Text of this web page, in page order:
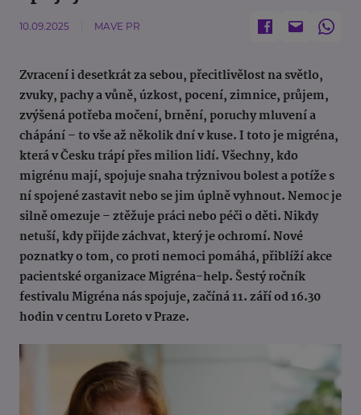
10.09.2025 MAVE PR
Zvracení i desetkrát za sebou, přecitlivělost na světlo,
zvuky, pachy a vůně, úzkost, pocení, zimnice, průjem,
zvýšená potřeba močení, brnění, poruchy mluvení a
chápání – to vše až několik dní v kuse. I toto je migréna,
která v Česku trápí přes milion lidí. Všechny, kdo
migrénu mají, spojuje snaha trýznivou bolest a potíže s
ní spojené zastavit nebo se jim úplně vyhnout. Nemoc je
silně omezuje – ztěžuje práci nebo péči o děti. Nikdy
netuší, kdy přijde záchvat, který je ochromí. Nové
poznatky o tom, co proti nemoci pomáhá, přiblíží akce
pacientské organizace Migréna-help. Šestý ročník
festivalu Migréna nás spojuje, začíná 11. září od 16.30
hodin v centru Loreto v Praze.